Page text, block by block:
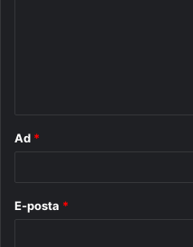
Ad *
E-posta *